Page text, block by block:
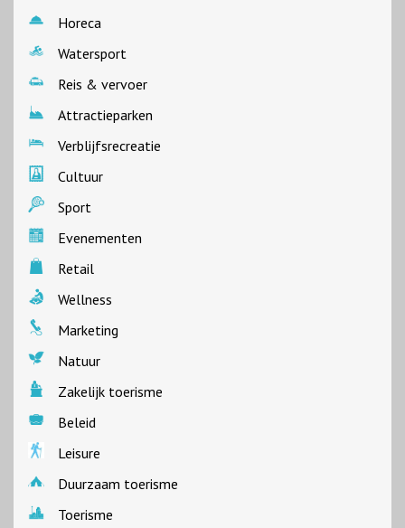
Horeca
Watersport
Reis & vervoer
Attractieparken
Verblijfsrecreatie
Cultuur
Sport
Evenementen
Retail
Wellness
Marketing
Natuur
Zakelijk toerisme
Beleid
Leisure
Duurzaam toerisme
Toerisme